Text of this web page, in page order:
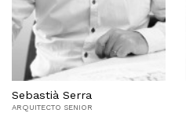
Sebastià Serra
ARQUITECTO SENIOR